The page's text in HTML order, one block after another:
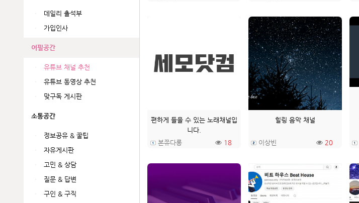
데일리 출석부
가입인사
어필공간
유튜브 채널 추천
유튜브 동영상 추천
맞구독 게시판
소통공간
정보공유 & 꿀팁
자유게시판
고민 & 상담
질문 & 답변
구인 & 구직
편하게 들을 수 있는 노래채널입
니다.
본쮸다롱
18
힐링 음악 채널
이상빈 20